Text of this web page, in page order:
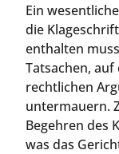
Ein
die
enthalten
Tatsachen,
rechtlichen
untermauern.
Begehren des
was das